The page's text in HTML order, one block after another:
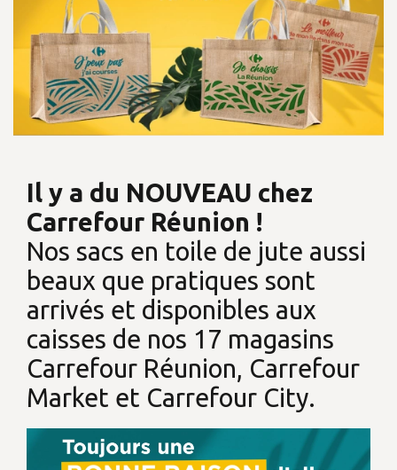
Il y a du NOUVEAU chez
Carrefour Réunion !
Nos sacs en toile de jute aussi
beaux que pratiques sont
arrivés et disponibles aux
caisses de nos 17 magasins
Carrefour Réunion, Carrefour
Market et Carrefour City.